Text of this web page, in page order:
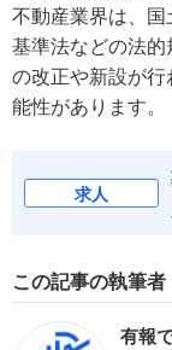
不動産業界は、
基準法などの法
の改正や新設が
能性があります。
求人
この記事の執筆者
有報